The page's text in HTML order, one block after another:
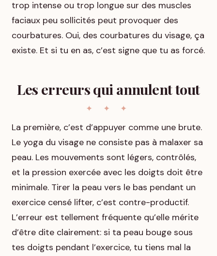
trop intense ou trop longue sur des muscles
faciaux peu sollicités peut provoquer des
courbatures. Oui, des courbatures du visage, ça
existe. Et si tu en as, c’est signe que tu as forcé.
Les erreurs qui annulent tout
La première, c’est d’appuyer comme une brute.
Le yoga du visage ne consiste pas à malaxer sa
peau. Les mouvements sont légers, contrôlés,
et la pression exercée avec les doigts doit être
minimale. Tirer la peau vers le bas pendant un
exercice censé lifter, c’est contre-productif.
L’erreur est tellement fréquente qu’elle mérite
d’être dite clairement: si ta peau bouge sous
tes doigts pendant l’exercice, tu tiens mal la